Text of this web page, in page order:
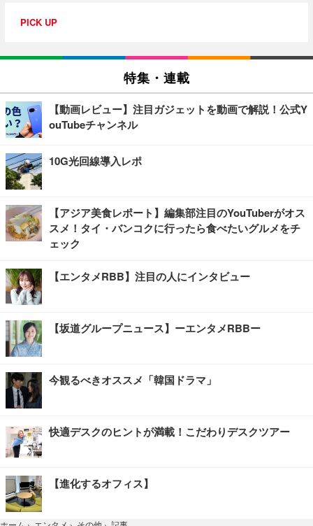
PICK UP
特集・連載
【動画レビュー】注目ガジェットを動画で解説！公式Y
ouTubeチャンネル
10G光回線導入レポ
【アジア美食レポート】編集部注目のYouTuberがオス
スメ！タイ・バンコクに行ったら食べたいグルメをチ
ェック
【エンタメRBB】注目の人にインタビュー
【坂道グループニュース】ーエンタメRBBー
今観るべきオススメ「韓国ドラマ」
快適デスクのヒントが満載！こだわりデスクツアー
【進化するオフィス】